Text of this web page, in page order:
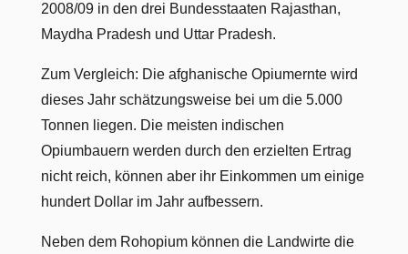
2008/09 in den drei Bundesstaaten Rajasthan,
Maydha Pradesh und Uttar Pradesh.
Zum Vergleich: Die afghanische Opiumernte wird
dieses Jahr schätzungsweise bei um die 5.000
Tonnen liegen. Die meisten indischen
Opiumbauern werden durch den erzielten Ertrag
nicht reich, können aber ihr Einkommen um einige
hundert Dollar im Jahr aufbessern.
Neben dem Rohopium können die Landwirte die